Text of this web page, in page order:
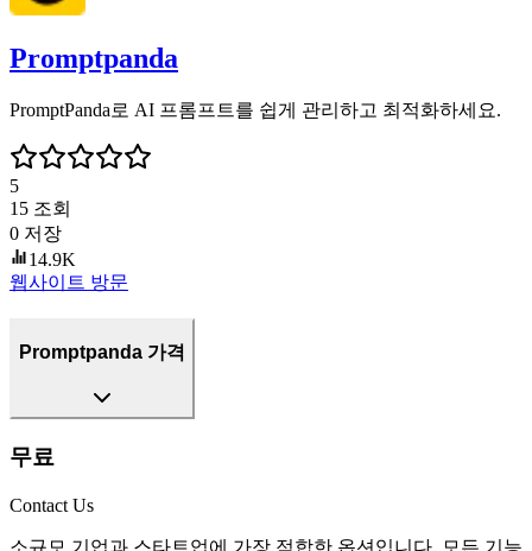
Promptpanda
PromptPanda로 AI 프롬프트를 쉽게 관리하고 최적화하세요.
5
15 조회
0 저장
14.9K
웹사이트 방문
Promptpanda 가격
무료
Contact Us
소규모 기업과 스타트업에 가장 적합한 옵션입니다. 모든 기능